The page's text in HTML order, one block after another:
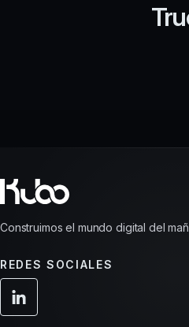
Construimos el mundo digital del
REDES SOCIALES